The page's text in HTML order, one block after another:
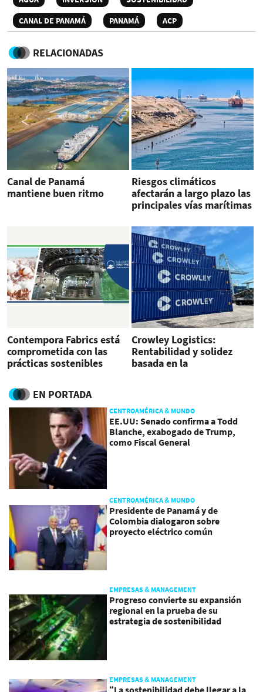
CANAL DE PANAMÁ
PANAMÁ ACP
RELACIONADAS
Canal de Panamá
mantiene buen ritmo
Riesgos climáticos
afectarán a largo plazo las
principales vías marítimas
Contempora Fabrics está
comprometida con las
prácticas sostenibles
Crowley Logistics:
Rentabilidad y solidez
basada en la
EN PORTADA
CENTROAMÉRICA & MUNDO
EE.UU: Senado confirma a Todd
Blanche, exabogado de Trump,
como Fiscal General
CENTROAMÉRICA & MUNDO
Presidente de Panamá y de
Colombia dialogaron sobre
proyecto eléctrico común
EMPRESAS & MANAGEMENT
Progreso convierte su expansión
regional en la prueba de su
estrategia de sostenibilidad
EMPRESAS & MANAGEMENT
“La sostenibilidad debe llegar a la